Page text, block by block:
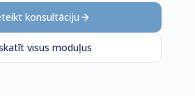
konsultāciju
visus moduļus